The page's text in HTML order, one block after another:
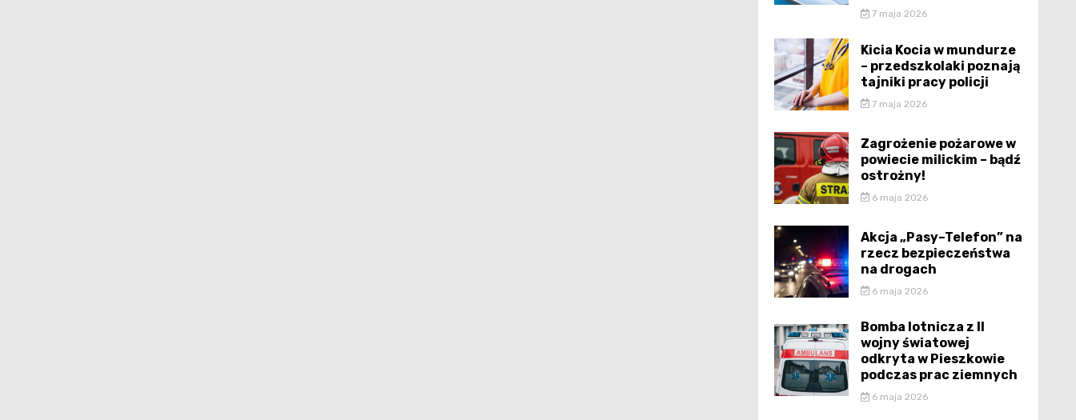
7 maja 2026
Kicia Kocia w mundurze
– przedszkolaki poznają
tajniki pracy policji
7 maja 2026
Zagrożenie pożarowe w
powiecie milickim – bądź
ostrożny!
6 maja 2026
Akcja „Pasy–Telefon” na
rzecz bezpieczeństwa
na drogach
6 maja 2026
Bomba lotnicza z II
wojny światowej
odkryta w Pieszkowie
podczas prac ziemnych
6 maja 2026